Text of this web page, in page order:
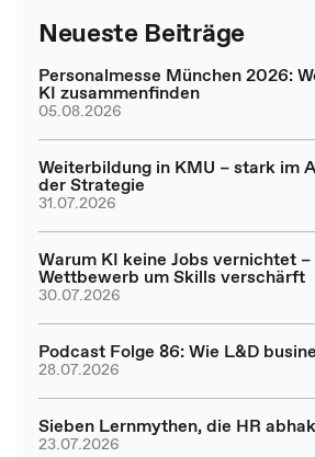
Neueste Beiträge
Personalmesse München 2026:
KI zusammenfinden
05.08.2026
Weiterbildung in KMU – stark im
der Strategie
31.07.2026
Warum KI keine Jobs vernichtet
Wettbewerb um Skills verschärft
30.07.2026
Podcast Folge 86: Wie L&D
28.07.2026
Sieben Lernmythen, die HR
23.07.2026